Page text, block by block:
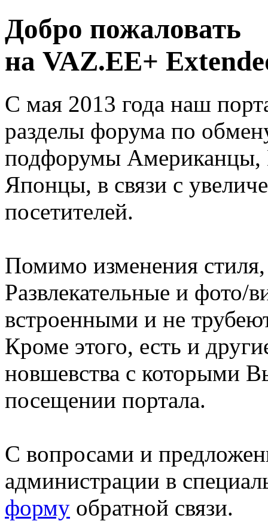
Добро пожаловать
на VAZ.EE+
С мая 2013 года наш
разделы форума по
подфорумы
Японцы, в связи с
посетителей.
Помимо изменения
Развлекательные и фото/
встроенными и не
Кроме этого, есть и
новшевства с которыми
посещении портала.
С вопросами и
администрации в
форму обратной связи.